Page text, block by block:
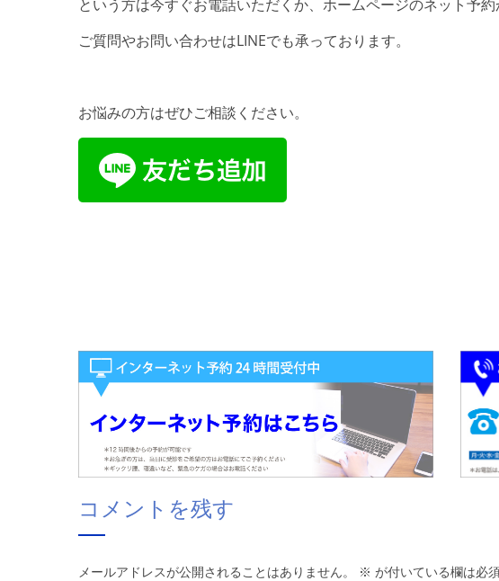
という方は今すぐお電話いただくか、ホームページのネット予約
ご質問やお問い合わせはLINEでも承っております。
お悩みの方はぜひご相談ください。
コメントを残す
メールアドレスが公開されることはありません。 ※ が付いている欄は必